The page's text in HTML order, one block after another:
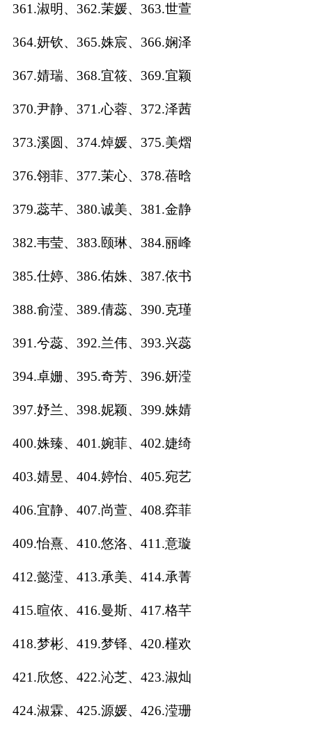
361.淑明、362.茉媛、363.世萱
364.妍钦、365.姝宸、366.娴泽
367.婧瑞、368.宜筱、369.宜颖
370.尹静、371.心蓉、372.泽茜
373.溪圆、374.焯媛、375.美熠
376.翎菲、377.茉心、378.蓓晗
379.蕊芊、380.诚美、381.金静
382.韦莹、383.颐琳、384.丽峰
385.仕婷、386.佑姝、387.依书
388.俞滢、389.倩蕊、390.克瑾
391.兮蕊、392.兰伟、393.兴蕊
394.卓姗、395.奇芳、396.妍滢
397.妤兰、398.妮颖、399.姝婧
400.姝臻、401.婉菲、402.婕绮
403.婧昱、404.婷怡、405.宛艺
406.宜静、407.尚萱、408.弈菲
409.怡熹、410.悠洛、411.意璇
412.懿滢、413.承美、414.承菁
415.暄依、416.曼斯、417.格芊
418.梦彬、419.梦铎、420.槿欢
421.欣悠、422.沁芝、423.淑灿
424.淑霖、425.源媛、426.滢珊